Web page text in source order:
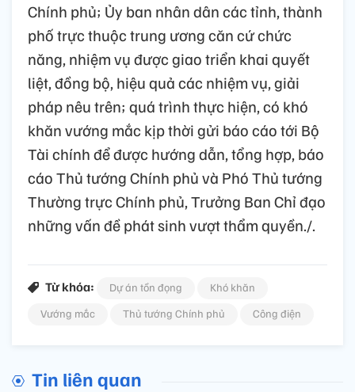
Chính phủ; Ủy ban nhân dân các tỉnh, thành
phố trực thuộc trung ương căn cứ chức
năng, nhiệm vụ được giao triển khai quyết
liệt, đồng bộ, hiệu quả các nhiệm vụ, giải
pháp nêu trên; quá trình thực hiện, có khó
khăn vướng mắc kịp thời gửi báo cáo tới Bộ
Tài chính để được hướng dẫn, tổng hợp, báo
cáo Thủ tướng Chính phủ và Phó Thủ tướng
Thường trực Chính phủ, Trưởng Ban Chỉ đạo
những vấn đề phát sinh vượt thẩm quyền./.
Từ khóa: Dự án tồn đọng
Khó khăn
Vướng mắc
Thủ tướng Chính phủ Công điện
Tin liên quan